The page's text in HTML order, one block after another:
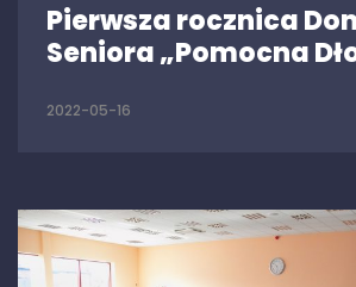
Pierwsza rocznica
Seniora „Pomocna
2022-05-16